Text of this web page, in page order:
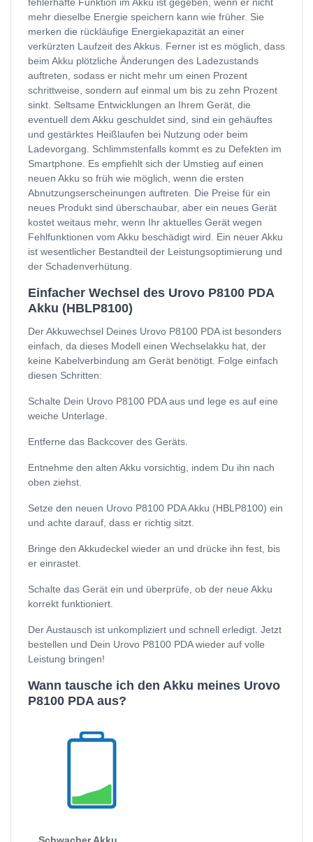
fehlerhafte Funktion im Akku ist gegeben, wenn er nicht
mehr dieselbe Energie speichern kann wie früher. Sie
merken die rückläufige Energiekapazität an einer
verkürzten Laufzeit des Akkus. Ferner ist es möglich, dass
beim Akku plötzliche Änderungen des Ladezustands
auftreten, sodass er nicht mehr um einen Prozent
schrittweise, sondern auf einmal um bis zu zehn Prozent
sinkt. Seltsame Entwicklungen an Ihrem Gerät, die
eventuell dem Akku geschuldet sind, sind ein gehäuftes
und gestärktes Heißlaufen bei Nutzung oder beim
Ladevorgang. Schlimmstenfalls kommt es zu Defekten im
Smartphone. Es empfiehlt sich der Umstieg auf einen
neuen Akku so früh wie möglich, wenn die ersten
Abnutzungserscheinungen auftreten. Die Preise für ein
neues Produkt sind überschaubar, aber ein neues Gerät
kostet weitaus mehr, wenn Ihr aktuelles Gerät wegen
Fehlfunktionen vom Akku beschädigt wird. Ein neuer Akku
ist wesentlicher Bestandteil der Leistungsoptimierung und
der Schadenverhütung.
Einfacher Wechsel des Urovo P8100 PDA
Akku (HBLP8100)
Der Akkuwechsel Deines Urovo P8100 PDA ist besonders
einfach, da dieses Modell einen Wechselakku hat, der
keine Kabelverbindung am Gerät benötigt. Folge einfach
diesen Schritten:
Schalte Dein Urovo P8100 PDA aus und lege es auf eine
weiche Unterlage.
Entferne das Backcover des Geräts.
Entnehme den alten Akku vorsichtig, indem Du ihn nach
oben ziehst.
Setze den neuen Urovo P8100 PDA Akku (HBLP8100) ein
und achte darauf, dass er richtig sitzt.
Bringe den Akkudeckel wieder an und drücke ihn fest, bis
er einrastet.
Schalte das Gerät ein und überprüfe, ob der neue Akku
korrekt funktioniert.
Der Austausch ist unkompliziert und schnell erledigt. Jetzt
bestellen und Dein Urovo P8100 PDA wieder auf volle
Leistung bringen!
Wann tausche ich den Akku meines Urovo
P8100 PDA aus?